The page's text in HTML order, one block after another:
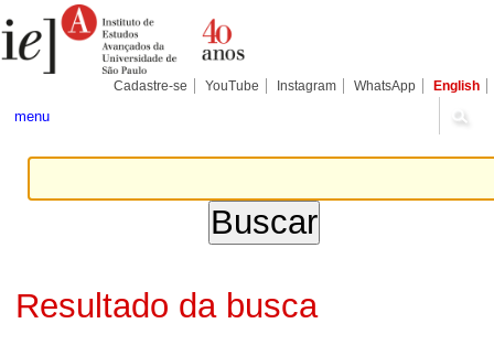
para
conteúdo.
Pessoais
Cadastre-se YouTube Instagram WhatsApp English
menu
Resultado da busca